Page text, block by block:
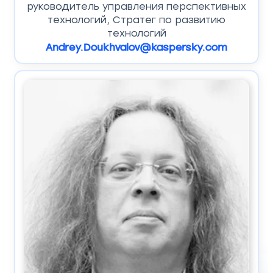
руководитель управления перспективных
технологий, Стратег по развитию
технологий
Andrey.Doukhvalov@kaspersky.com